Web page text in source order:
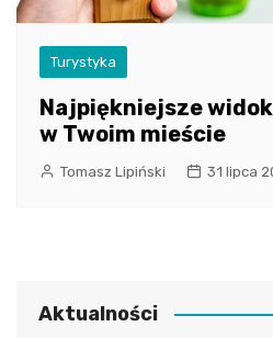
Turystyka
Najpiękniejsze
w Twoim mieście
Tomasz Lipiński 31 lipca
Aktualności